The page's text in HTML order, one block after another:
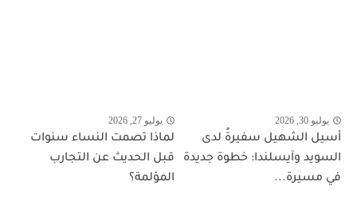
يوليو 30, 2026
أسيل الشهيل سفيرةً لدى
السويد وآيسلندا: خطوة جديدة
في مسيرة...
يوليو 27, 2026
لماذا تصمت النساء سنوات
قبل الحديث عن التجارب
المؤلمة؟